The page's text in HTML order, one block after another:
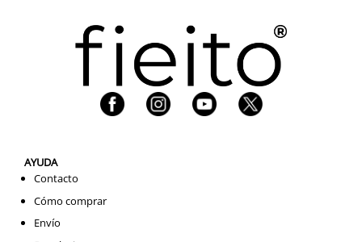
AYUDA
Contacto
Cómo comprar
Envío